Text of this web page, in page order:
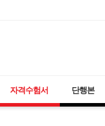
자격수험서 단행본